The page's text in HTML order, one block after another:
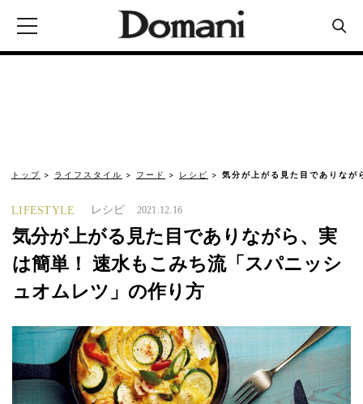
トップ ライフスタイル フード レシピ 気分が上がる見た目でありな
LIFESTYLE レシピ 2021.12.16
気分が上がる見た目でありながら、実
は簡単！ 速水もこみち流「スパニッシ
ュオムレツ」の作り方